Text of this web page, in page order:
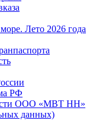
Лето 2026 года
РФ
ООО «МВТ НН»
данных)